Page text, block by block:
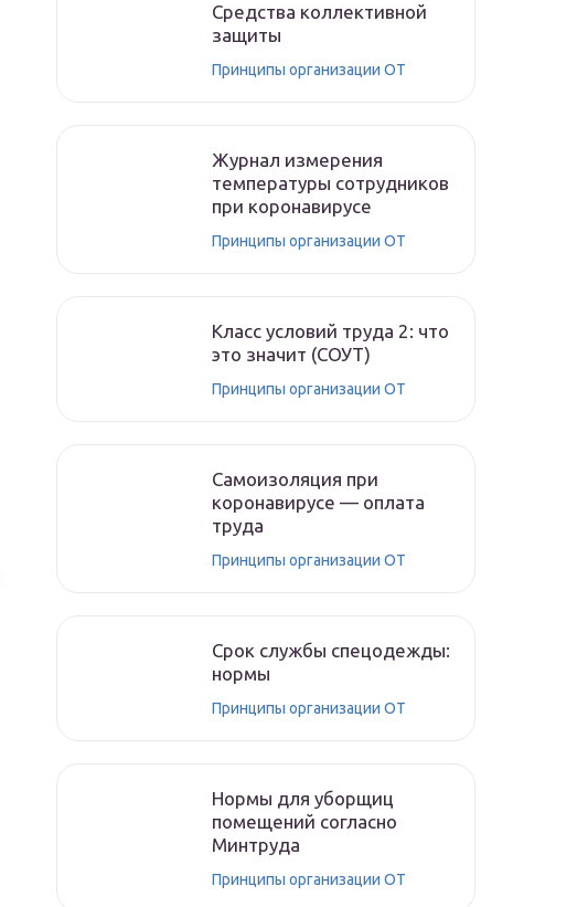
Средства коллективной
защиты
Принципы организации ОТ
Журнал измерения
температуры сотрудников
при коронавирусе
Принципы организации ОТ
Класс условий труда 2: что
это значит (СОУТ)
Принципы организации ОТ
Самоизоляция при
коронавирусе — оплата
труда
Принципы организации ОТ
Срок службы спецодежды:
нормы
Принципы организации ОТ
Нормы для уборщиц
помещений согласно
Минтруда
Принципы организации ОТ